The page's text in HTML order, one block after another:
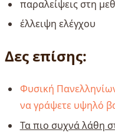
παραλείψεις στη
έλλειψη ελέγχου
Δες επίσης:
Φυσική
να γράψετε υψηλό
Τα πιο συχνά λάθη